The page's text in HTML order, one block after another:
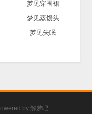
梦见穿围裙
梦见蒸馒头
梦见失眠
by 解梦吧